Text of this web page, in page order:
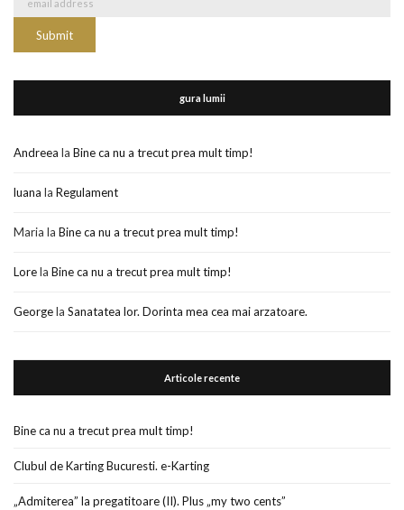
gura lumii
Andreea la Bine ca nu a trecut prea mult timp!
luana la Regulament
Maria la Bine ca nu a trecut prea mult timp!
Lorela Bine ca nu a trecut prea mult timp!
Georgela Sanatatea lor. Dorinta mea cea mai arzatoare.
Articole recente
Bine ca nu a trecut prea mult timp!
Clubul de Karting Bucuresti. e-Karting
„Admiterea” la pregatitoare (II). Plus „my two cents”